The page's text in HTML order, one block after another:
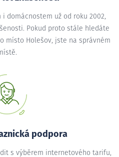
domácnostem už od roku 2002,
Pokud proto stále hledáte
místo Holešov, jste na správném
podpora
s výběrem internetového tarifu,